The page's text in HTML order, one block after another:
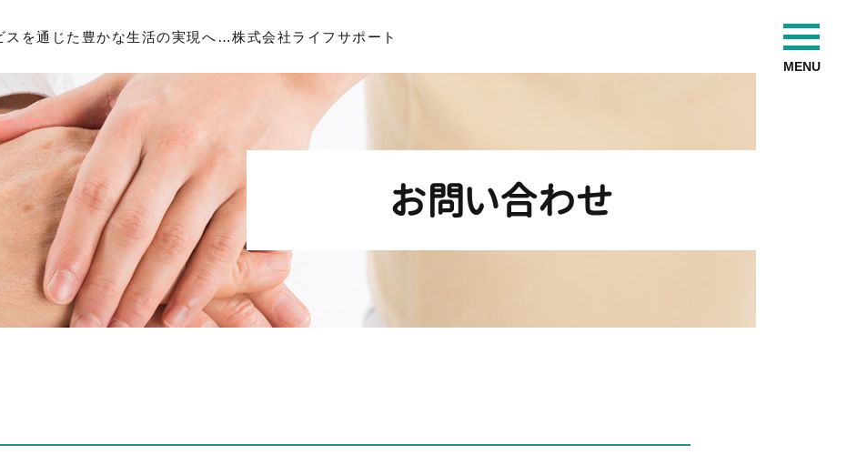
お問い合わせ
スを通じた豊かな生活の実現へ…株式会社ライフサポート